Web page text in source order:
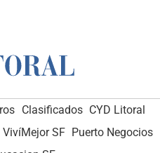
Clasificados CYD Litoral
VivíMejor SF Puerto Negocios